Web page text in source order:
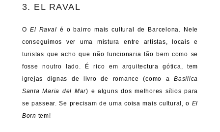
3. EL RAVAL
O El Raval é o bairro mais cultural de Barcelona. Nele
conseguimos ver uma mistura entre artistas, locais e
turistas que acho que não funcionaria tão bem como se
fosse noutro lado. É rico em arquitectura gótica, tem
igrejas dignas de livro de romance (como aBasílica
Santa Maria del Mar) e alguns dos melhores sítios para
se passear. Se precisam de uma coisa mais cultural, o El
Born tem!